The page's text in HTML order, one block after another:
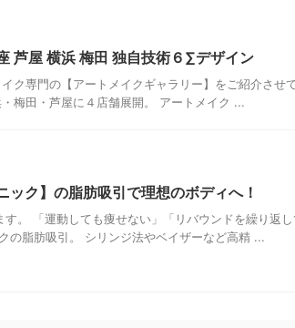
芦屋 横浜 梅田 独自技術６∑デザイン
ク専門の【アートメイクギャラリー】をご紹介さ
梅田・芦屋に４店舗展開。 アートメイク ...
ック】の脂肪吸引で理想のボディへ！
す。 「運動しても痩せない」「リバウンドを繰り
の脂肪吸引。 シリンジ法やベイザーなど高精 ...